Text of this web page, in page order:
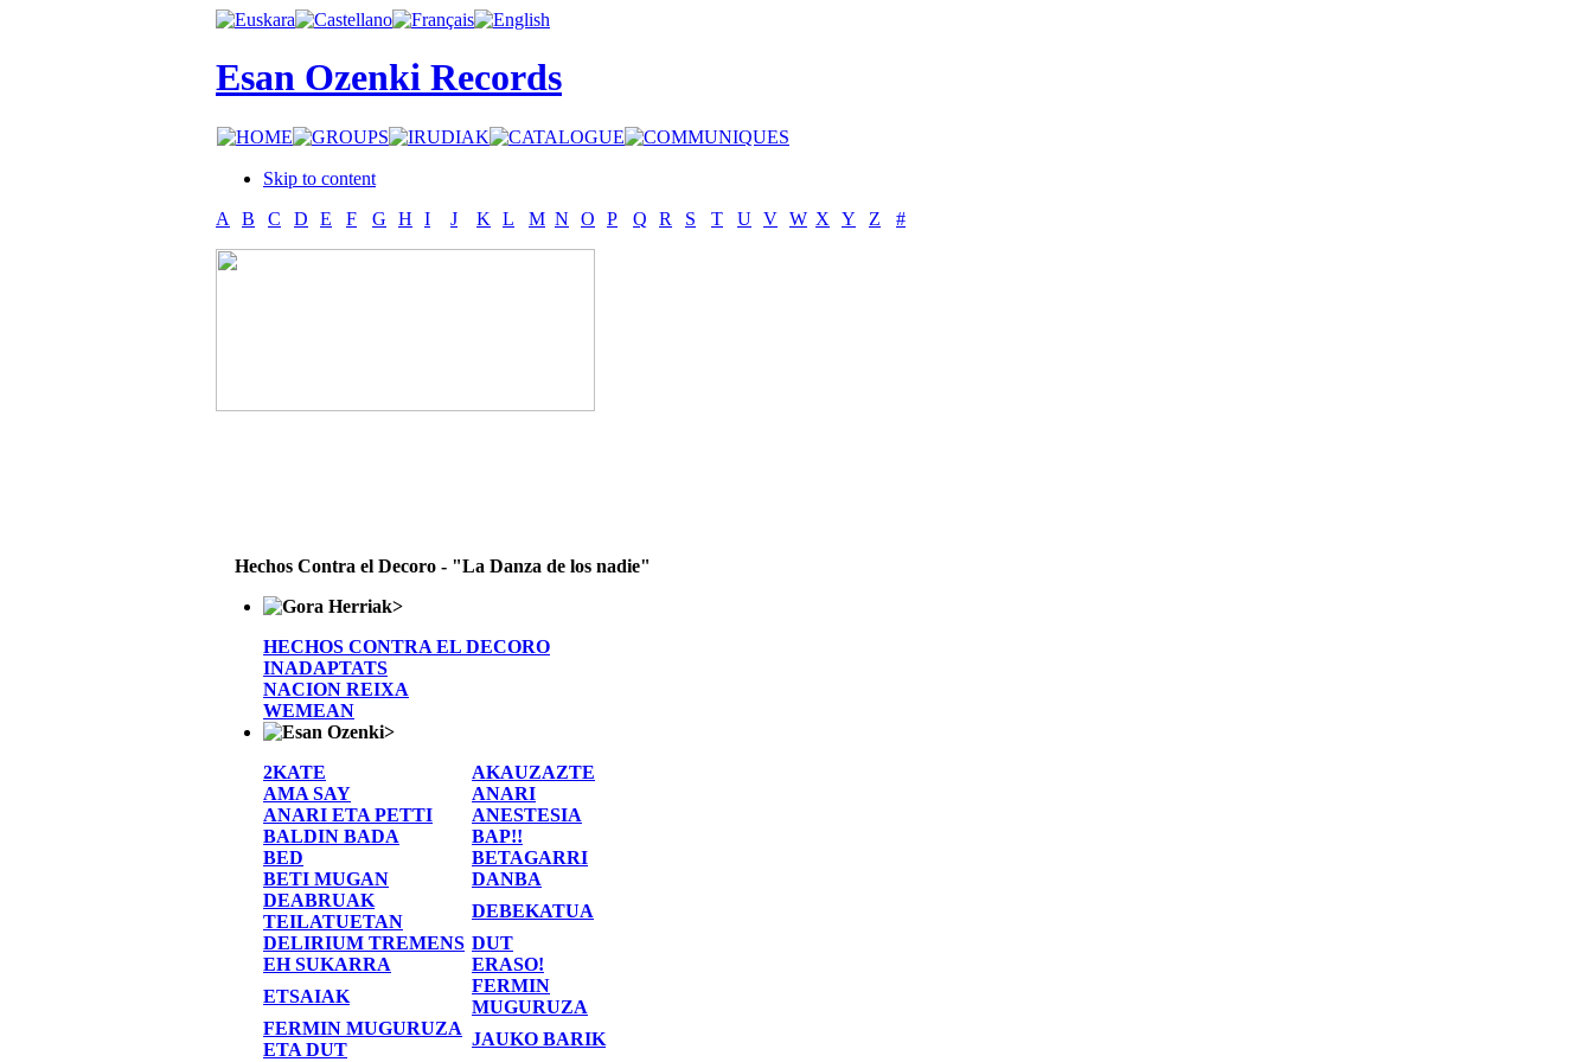
Esan Ozenki Records
Skip to content
A
B C D E F G H I J K L M N O P Q R S T U V W X Y Z #
Hechos Contra el Decoro - "La Danza de los nadie"
>
HECHOS CONTRA EL DECORO
INADAPTATS
NACION REIXA
WEMEAN
>
2KATE
AKAUZAZTE
AMA SAY
ANARI
ANARI ETA PETTI
ANESTESIA
BALDIN BADA
BAP!!
BED
BETAGARRI
BETI MUGAN
DANBA
DEABRUAK
TEILATUETAN
DEBEKATUA
DELIRIUM TREMENS DUT
EH SUKARRA
ERASO!
ETSAIAK
FERMIN
MUGURUZA
FERMIN MUGURUZA
ETA DUT
JAUKO BARIK